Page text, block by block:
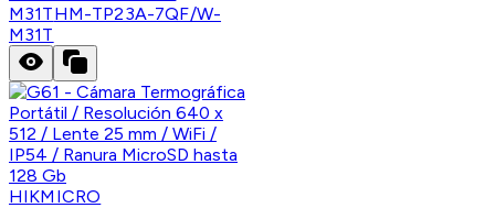
M31THM-TP23A-7QF/W-
M31T
HIKMICRO